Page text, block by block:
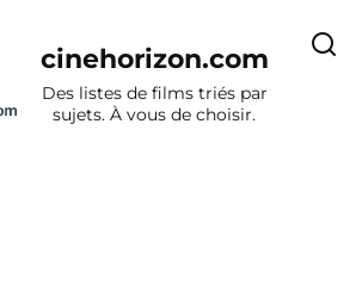
cinehorizon.com
Des listes de films triés par
sujets. À vous de choisir.